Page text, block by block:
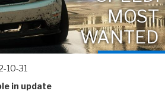
MOST
WANTED
10-31
in update